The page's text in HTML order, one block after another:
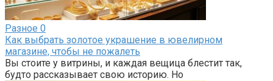
Разное 0
Как выбрать золотое украшение в ювелирном
магазине, чтобы не пожалеть
Вы стоите у витрины, и каждая вещица блестит так,
будто рассказывает свою историю. Но